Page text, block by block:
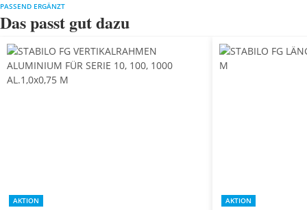
PASSEND ERGÄNZT
Das passt gut dazu
AKTION AKTION